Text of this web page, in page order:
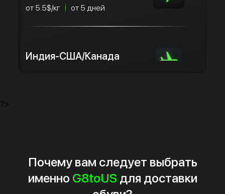
от 5.5$/кг от 5 дней
Индия-США/Канада
?>
Почему вам следует выбрать
именно G8toUS для доставки